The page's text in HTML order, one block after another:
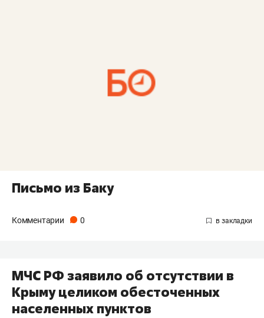
Письмо из Баку
Комментарии 0
МЧС РФ заявило об отсутствии в
Крыму целиком обесточенных
населенных пунктов